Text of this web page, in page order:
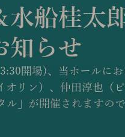
水船桂太
知らせ
開場)、当ホールに
オリン）、仲田淳也（
」が開催されますので